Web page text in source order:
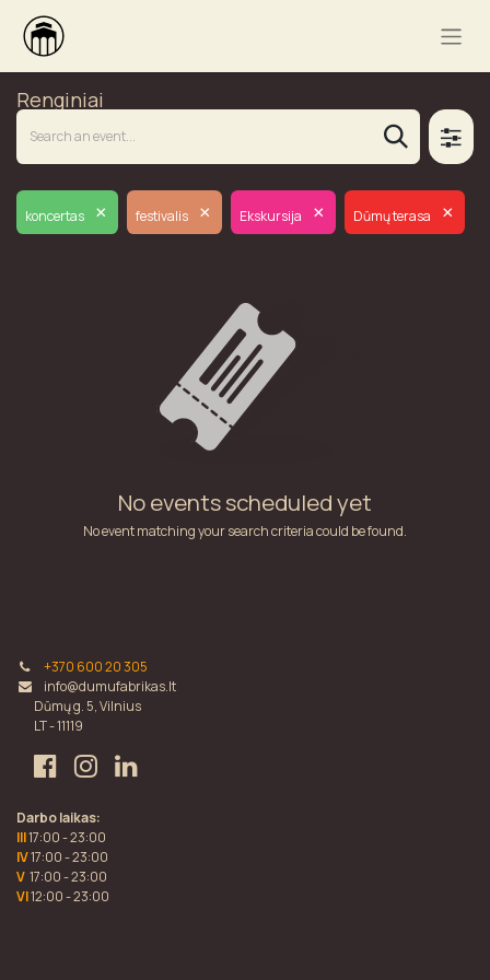
Renginiai
koncertas × festivalis × Ekskursija × Dūmų terasa ×
No events scheduled yet
No event matching your search criteria could be found.
+370 600 20 305
info@dumufabrikas.lt
Dūmų g. 5, Vilnius
LT - 11119
Darbo laikas:
III17:00 - 23:00
IV17:00 - 23:00
V 17:00 - 23:00
VI12:00 - 23:00